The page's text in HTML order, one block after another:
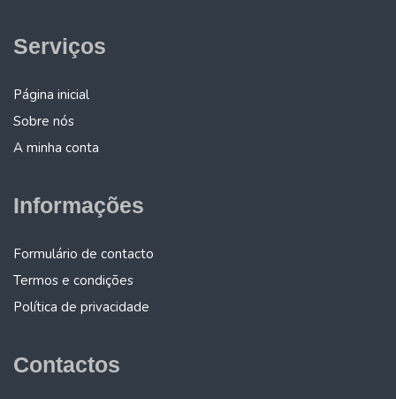
Serviços
Página inicial
Sobre nós
A minha conta
Informações
Formulário de contacto
Termos e condições
Política de privacidade
Contactos